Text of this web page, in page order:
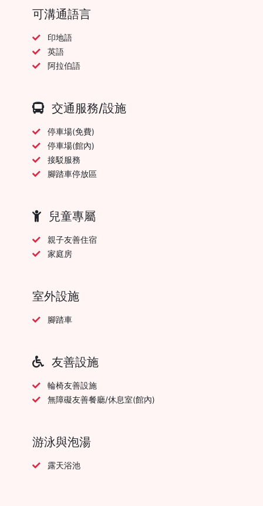
可溝通語言
印地語
英語
阿拉伯語
交通服務/設施
停車場(免費)
停車場(館內)
接駁服務
腳踏車停放區
兒童專屬
親子友善住宿
家庭房
室外設施
腳踏車
友善設施
輪椅友善設施
無障礙友善餐廳/休息室(館內)
游泳與泡湯
露天浴池